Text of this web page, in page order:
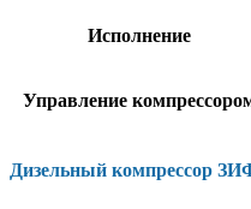
Исполнение
Управление
Дизельный компрессор